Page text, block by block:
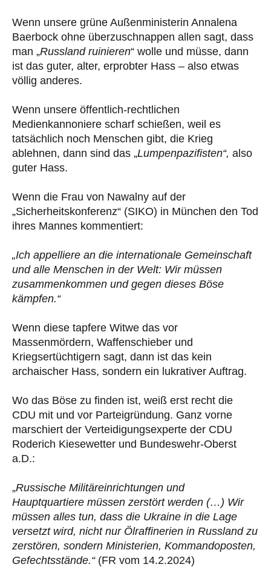
Wenn unsere grüne Außenministerin Annalena
Baerbock ohne überzuschnappen allen sagt, dass
man „Russland ruinieren“ wolle und müsse, dann
ist das guter, alter, erprobter Hass – also etwas
völlig anderes.
Wenn unsere öffentlich-rechtlichen
Medienkannoniere scharf schießen, weil es
tatsächlich noch Menschen gibt, die Krieg
ablehnen, dann sind das „Lumpenpazifisten“, also
guter Hass.
Wenn die Frau von Nawalny auf der
„Sicherheitskonferenz“ (SIKO) in München den Tod
ihres Mannes kommentiert:
„Ich appelliere an die internationale Gemeinschaft
und alle Menschen in der Welt: Wir müssen
zusammenkommen und gegen dieses Böse
kämpfen.“
Wenn diese tapfere Witwe das vor
Massenmördern, Waffenschieber und
Kriegsertüchtigern sagt, dann ist das kein
archaischer Hass, sondern ein lukrativer Auftrag.
Wo das Böse zu finden ist, weiß erst recht die
CDU mit und vor Parteigründung. Ganz vorne
marschiert der Verteidigungsexperte der CDU
Roderich Kiesewetter und Bundeswehr-Oberst
a.D.:
„Russische Militäreinrichtungen und
Hauptquartiere müssen zerstört werden (…) Wir
müssen alles tun, dass die Ukraine in die Lage
versetzt wird, nicht nur Ölraffinerien in Russland zu
zerstören, sondern Ministerien, Kommandoposten,
Gefechtsstände.“(FR vom 14.2.2024)